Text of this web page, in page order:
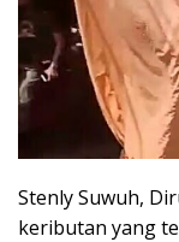
Stenly Suwuh,
keributan yang